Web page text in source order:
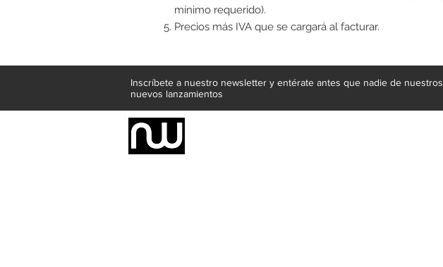
mínimo requerido).
Precios más IVA que se cargará al facturar.
Inscríbete a nuestro newsletter y entérate antes que nadie de nuestros
nuevos lanzamientos